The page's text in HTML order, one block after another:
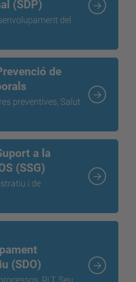
(SDP)
del
de
preventives, Salut
a la
(SSG)
i de
(SDO)